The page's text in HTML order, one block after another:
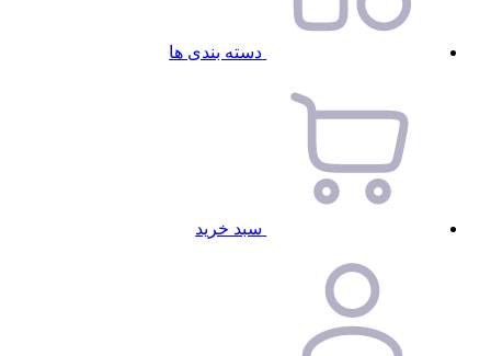
دسته بندی ها
سبد خرید